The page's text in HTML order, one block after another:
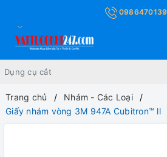
0986470139
Trang chủ
Nhám - Các Loại
Giấy nhám vòng 3M 947A Cubitron™ ll